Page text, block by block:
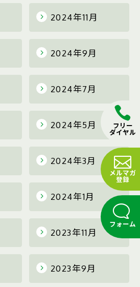
フリー
ダイヤル
メルマガ
登録
フォーム
2024年11月
2024年9月
2024年7月
2024年5月
2024年3月
2024年1月
2023年11月
2023年9月